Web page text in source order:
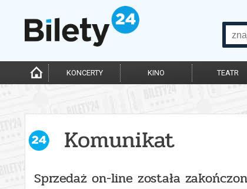
KONCERTY KINO TEATR
Komunikat
Sprzedaż on-line została